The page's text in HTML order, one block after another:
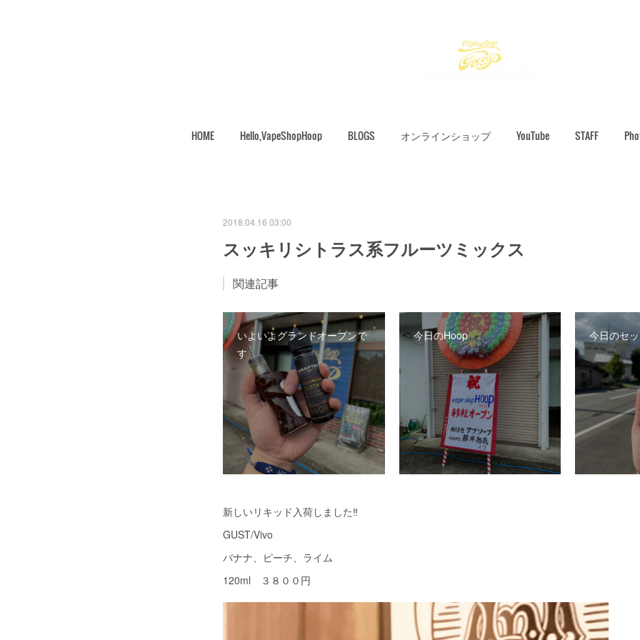
HOME Hello,VapeShopHoop BLOGS オンラインショップ YouTube STAFF
2018.04.16 03:00
スッキリシトラス系フルーツミックス
関連記事
いよいよグランドオープンで
す
今日のHoop 今日のセ
新しいリキッド入荷しました‼
GUST/Vivo
バナナ、ピーチ、ライム
120ml ３８００円